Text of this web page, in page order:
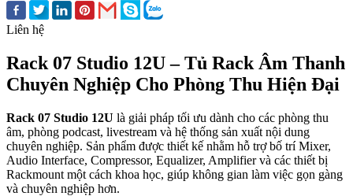
Liên hệ
Rack 07 Studio 12U – Tủ Rack Âm Thanh
Chuyên Nghiệp Cho Phòng Thu Hiện Đại
Rack 07 Studio 12U là giải pháp tối ưu dành cho các phòng thu
âm, phòng podcast, livestream và hệ thống sản xuất nội dung
chuyên nghiệp. Sản phẩm được thiết kế nhằm hỗ trợ bố trí Mixer,
Audio Interface, Compressor, Equalizer, Amplifier và các thiết bị
Rackmount một cách khoa học, giúp không gian làm việc gọn gàng
và chuyên nghiệp hơn.